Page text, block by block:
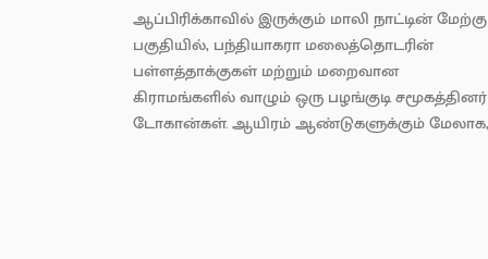
ஆப்பிரிக்காவில் இருக்கும் மாலி நாட்டின்
பகுதியில், பந்தியாகரா மலைத்தொடரின்
பள்ளத்தாக்குகள் மற்றும் மறைவான
கிராமங்களில் வாழும் ஒரு பழங்குடி சமூகத்தினர்
டோகான்கள். ஆயிரம் ஆண்டுகளுக்கும்